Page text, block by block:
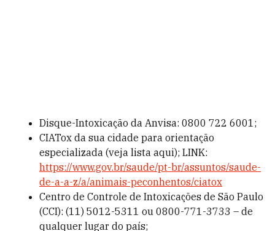
Disque-Intoxicação da Anvisa: 0800 722 6001;
CIATox da sua cidade para orientação
especializada (veja lista aqui); LINK:
https://www.gov.br/saude/pt-br/assuntos/saude-
de-a-a-z/a/animais-peconhentos/ciatox
Centro de Controle de Intoxicações de São Paulo
(CCI): (11) 5012-5311 ou 0800-771-3733 – de
qualquer lugar do país;